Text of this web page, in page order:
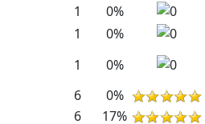
1
0%
1
0%
1
0%
6
0%
6 17%